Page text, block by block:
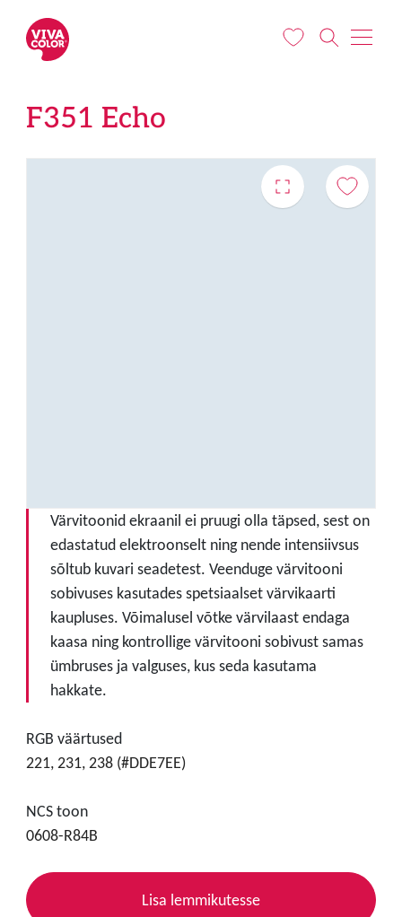
F351 Echo
Värvitoonid ekraanil ei pruugi olla täpsed, sest on
edastatud elektroonselt ning nende intensiivsus
sõltub kuvari seadetest. Veenduge värvitooni
sobivuses kasutades spetsiaalset värvikaarti
kaupluses. Võimalusel võtke värvilaast endaga
kaasa ning kontrollige värvitooni sobivust samas
ümbruses ja valguses, kus seda kasutama
hakkate.
RGB väärtused
221, 231, 238 (#DDE7EE)
NCS toon
0608-R84B
Lisa lemmikutesse